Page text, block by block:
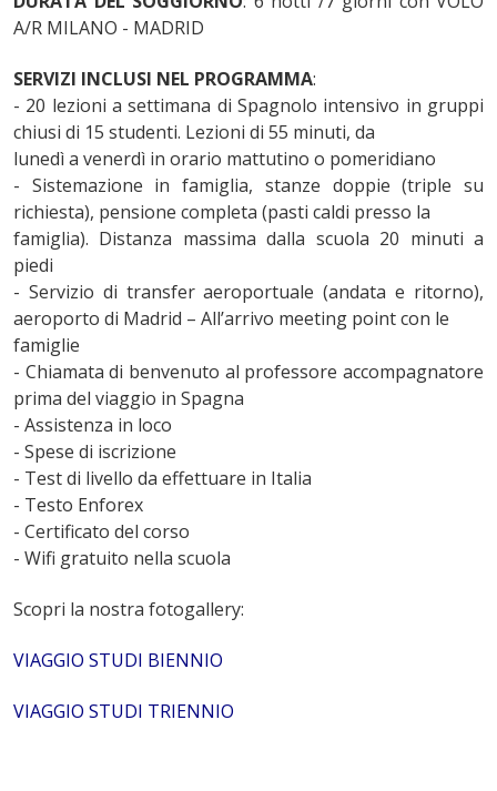
A/R MILANO - MADRID
SERVIZI INCLUSI NEL PROGRAMMA:
- 20 lezioni a settimana di Spagnolo intensivo in gruppi
chiusi di 15 studenti. Lezioni di 55 minuti, da
lunedì a venerdì in orario mattutino o pomeridiano
- Sistemazione in famiglia, stanze doppie (triple su
richiesta), pensione completa (pasti caldi presso la
famiglia). Distanza massima dalla scuola 20 minuti a
piedi
- Servizio di transfer aeroportuale (andata e ritorno),
aeroporto di Madrid – All’arrivo meeting point con le
famiglie
- Chiamata di benvenuto al professore accompagnatore
prima del viaggio in Spagna
- Assistenza in loco
- Spese di iscrizione
- Test di livello da effettuare in Italia
- Testo Enforex
- Certificato del corso
- Wifi gratuito nella scuola
Scopri la nostra fotogallery:
VIAGGIO STUDI BIENNIO
VIAGGIO STUDI TRIENNIO